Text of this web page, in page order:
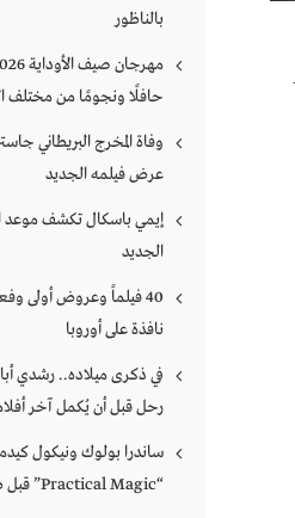
بالناظور
حافلًا ونجومًا من مختلف
وفاة المخرج البريطاني
عرض فيلمه الجديد
إيمي باسكال تكشف موعد
الجديد
40 فيلماً وعروض أولى
نافذة على أوروبا
في ذكرى ميلاده.. رشدي
رحل قبل أن يُكمل آخر
ساندرا بولوك ونيكول
“Practical Magic” قبل طرح الجزء الثاني